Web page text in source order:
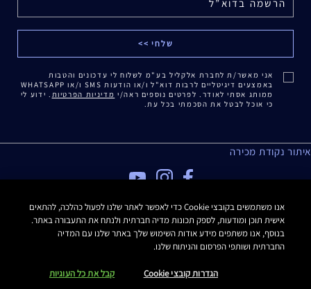
אני מאשר/ת לחברת אלקליל בע"מ לשלוח לי עדכונים והטבות
באמצעים דיגיטליים לרבות דוא"ל ו/או הודעות SMS ו/או WHATSAPP
ממותג אסתי לאודר. לפרטים נוספים ראה/י מדיניות הפרטיות . ידוע לי
כי אוכל לבטל את הסכמתי בכל עת.
איתור נקודת מכירה
מדיניות פרטיות
תנאי שימוש
תקנון האתר
הצהרת נגישות
אנו משתמשים בקובצי Cookie כדי לאפשר לאתר שלנו לפעול כהלכה, להתאים
אישית תוכן ומודעות, לספק תכונות מדיה חברתית ולנתח את התעבורה באתר.
בנוסף, אנו משתפים מידע אודות השימוש שלך באתר שלנו עם המדיה
החברתית ושותפי הפרסום והניתוח שלנו.
הגדרות קובצי Cookie קבל את כל העוגיות